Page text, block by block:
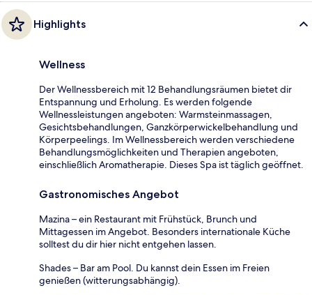
Highlights
Wellness
Der Wellnessbereich mit 12 Behandlungsräumen bietet dir
Entspannung und Erholung. Es werden folgende
Wellnessleistungen angeboten: Warmsteinmassagen,
Gesichtsbehandlungen, Ganzkörperwickelbehandlung und
Körperpeelings. Im Wellnessbereich werden verschiedene
Behandlungsmöglichkeiten und Therapien angeboten,
einschließlich Aromatherapie. Dieses Spa ist täglich geöffnet.
Gastronomisches Angebot
Mazina – ein Restaurant mit Frühstück, Brunch und
Mittagessen im Angebot. Besonders internationale Küche
solltest du dir hier nicht entgehen lassen.
Shades – Bar am Pool. Du kannst dein Essen im Freien
genießen (witterungsabhängig).